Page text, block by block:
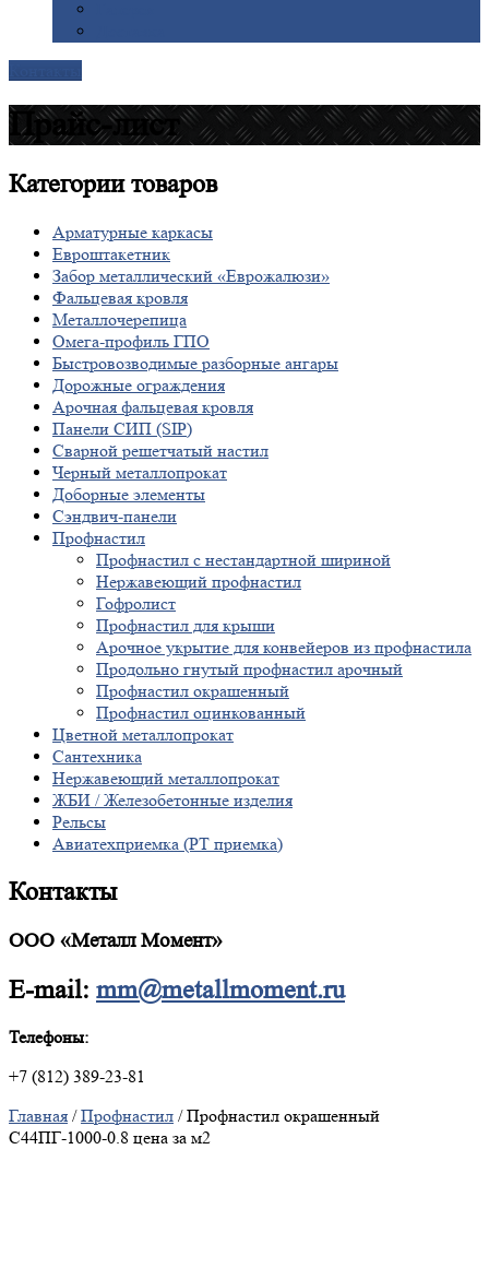
Прайс-лист
Категориитоваров
Арматурные каркасы
Евроштакетник
Забор металлический «Еврожалюзи»
Фальцевая кровля
Металлочерепица
Омега-профиль ГПО
Быстровозводимые разборные ангары
Дорожные ограждения
Арочная фальцевая кровля
Панели СИП (SIP)
Сварной решетчатый настил
Черный металлопрокат
Доборные элементы
Сэндвич-панели
Профнастил
Профнастил с нестандартной шириной
Нержавеющий профнастил
Гофролист
Профнастил для крыши
Арочное укрытие для конвейеров из профнастила
Продольно гнутый профнастил арочный
Профнастил окрашенный
Профнастил оцинкованный
Цветной металлопрокат
Сантехника
Нержавеющий металлопрокат
ЖБИ / Железобетонные изделия
Рельсы
Авиатехприемка (РТ приемка)
Контакты
ООО «Металл Момент»
E-mail: mm@metallmoment.ru
Телефоны:
+7 (812) 389-23-81
Главная /Профнастил / Профнастил окрашенный
С44ПГ-1000-0.8 цена за м2